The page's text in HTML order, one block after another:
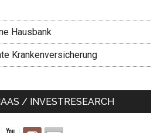
Hausbank
Krankenversicherung
/ INVESTRESEARCH